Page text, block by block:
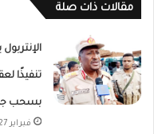
مقالات ذات صلة
تنفيذًا
بسحب
فبراير 27, 2026